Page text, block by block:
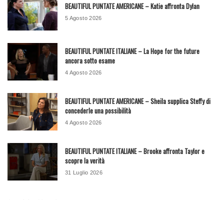
BEAUTIFUL PUNTATE AMERICANE – Katie affronta Dylan
5 Agosto 2026
BEAUTIFUL PUNTATE ITALIANE – La Hope for the future
ancora sotto esame
4 Agosto 2026
BEAUTIFUL PUNTATE AMERICANE – Sheila supplica Steffy di
concederle una possibilità
4 Agosto 2026
BEAUTIFUL PUNTATE ITALIANE – Brooke affronta Taylor e
scopre la verità
31 Luglio 2026